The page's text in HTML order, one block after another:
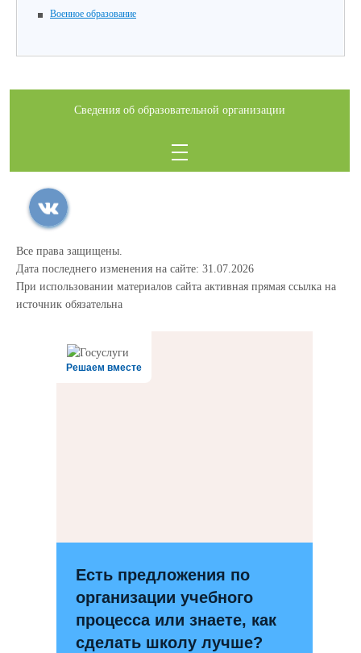
Военное образование
Сведения об образовательной организации
Все права защищены.
Дата последнего изменения на сайте: 31.07.2026
При использовании материалов сайта активная прямая ссылка на
источник обязательна
Решаем вместе
Есть предложения по
организации учебного
процесса или знаете, как
сделать школу лучше?